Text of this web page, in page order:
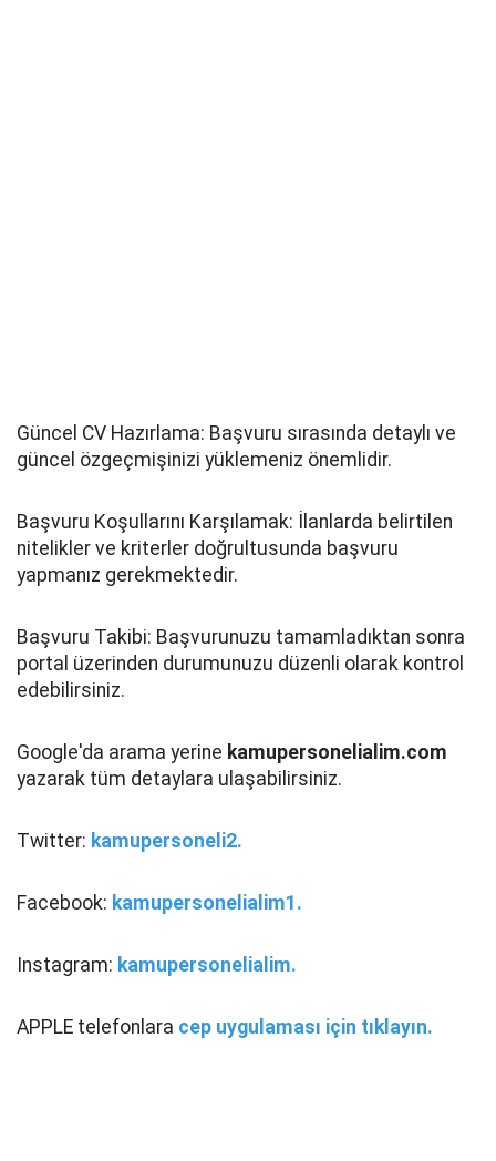
Güncel CV Hazırlama: Başvuru sırasında detaylı ve
güncel özgeçmişinizi yüklemeniz önemlidir.
Başvuru Koşullarını Karşılamak: İlanlarda belirtilen
nitelikler ve kriterler doğrultusunda başvuru
yapmanız gerekmektedir.
Başvuru Takibi: Başvurunuzu tamamladıktan sonra
portal üzerinden durumunuzu düzenli olarak kontrol
edebilirsiniz.
Google'da arama yerine kamupersonelialim.com
yazarak tüm detaylara ulaşabilirsiniz.
Twitter: kamupersoneli2.
Facebook: kamupersonelialim1.
Instagram: kamupersonelialim.
APPLE telefonlara cep uygulaması için tıklayın.